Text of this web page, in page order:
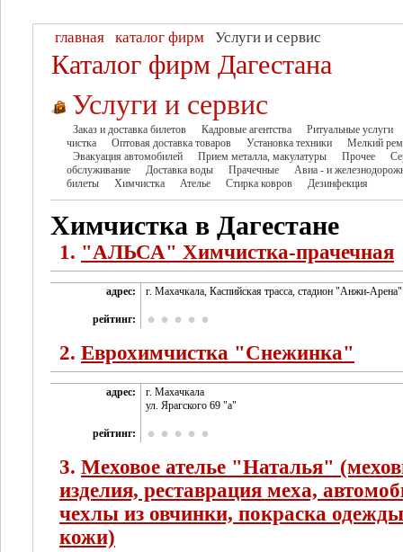
главная каталог фирм Услуги и сервис
Каталог фирм Дагестана
Услуги и сервис
Заказ и доставка билетов Кадровые агентства
Ритуальные услуги
чистка
Оптовая доставка товаров Установка техники
Мелкий
Эвакуация автомобилей
Прием металла, макулатуры Прочее
обслуживание
Доставка воды Прачечные
Авиа - и
билеты
Химчистка Ателье Стирка ковров Дезинфекция
Химчистка в Дагестане
1. "АЛЬСА" Химчистка-прачечная
адрес: г. Махачкала, Каспийская трасса, стадион "Анжи-Арена"
рейтинг:
2. Еврохимчистка "Снежинка"
адрес:
г. Махачкала
ул. Ярагского 69 "а"
рейтинг:
3. Меховое ателье "Наталья"
изделия, реставрация меха,
чехлы из овчинки, покраска
кожи)